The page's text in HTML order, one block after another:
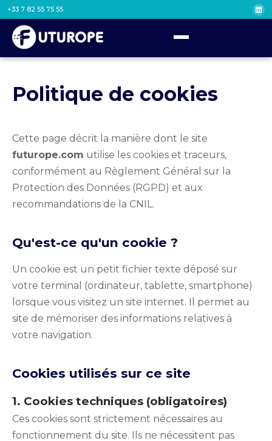
+33 7 82 55 75 55
Politique de cookies
Cette page décrit la manière dont le site
futurope.com utilise les cookies et traceurs,
conformément au Règlement Général sur la
Protection des Données (RGPD) et aux
recommandations de la CNIL.
Qu'est-ce qu'un cookie ?
Un cookie est un petit fichier texte déposé sur
votre terminal (ordinateur, tablette, smartphone)
lorsque vous visitez un site internet. Il permet au
site de mémoriser des informations relatives à
votre navigation.
Cookies utilisés sur ce site
1. Cookies techniques (obligatoires)
Ces cookies sont strictement nécessaires au
fonctionnement du site. Ils ne nécessitent pas